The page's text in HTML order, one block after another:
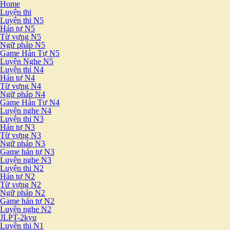
Home
Luyện thi
Luyện thi N5
Hán tự N5
Từ vựng N5
Ngữ pháp N5
Game Hán Tự N5
Luyện Nghe N5
Luyện thi N4
Hán tự N4
Từ vựng N4
Ngữ pháp N4
Game Hán Tự N4
Luyện nghe N4
Luyện thi N3
Hán tự N3
Từ vựng N3
Ngữ pháp N3
Game hán tự N3
Luyện nghe N3
Luyện thi N2
Hán tự N2
Từ vựng N2
Ngữ pháp N2
Game hán tự N2
Luyện nghe N2
JLPT-2kyu
Luyện thi N1